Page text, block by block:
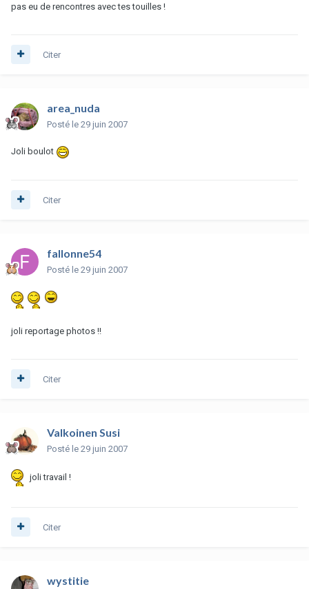
pas eu de rencontres avec tes touilles !
Citer
area_nuda
Posté le 29 juin 2007
Joli boulot
Citer
fallonne54
Posté le 29 juin 2007
joli reportage photos !!
Citer
Valkoinen Susi
Posté le 29 juin 2007
joli travail !
Citer
wystitie